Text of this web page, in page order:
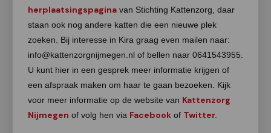
herplaatsingspagina van Stichting Kattenzorg, daar
staan ook nog andere katten die een nieuwe plek
zoeken. Bij interesse in Kira graag even mailen naar:
info@kattenzorgnijmegen.nl of bellen naar 0641543955.
U kunt hier in een gesprek meer informatie krijgen of
een afspraak maken om haar te gaan bezoeken. Kijk
voor meer informatie op de website van Kattenzorg
Nijmegen of volg hen via Facebook of Twitter.